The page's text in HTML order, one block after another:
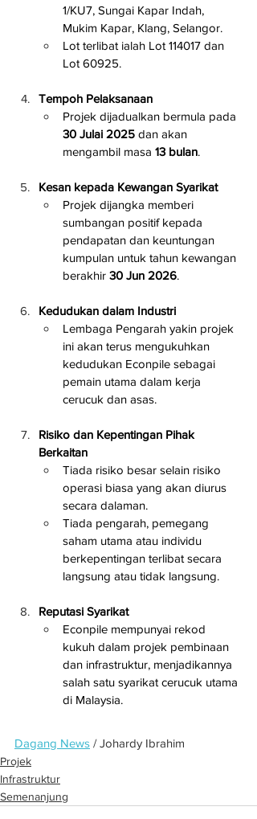
1/KU7, Sungai Kapar Indah,
Mukim Kapar, Klang, Selangor.
Lot terlibat ialah Lot 114017 dan
Lot 60925.
Tempoh Pelaksanaan
Projek dijadualkan bermula pada
30 Julai 2025 dan akan
mengambil masa 13 bulan.
Kesan kepada Kewangan Syarikat
Projek dijangka memberi
sumbangan positif kepada
pendapatan dan keuntungan
kumpulan untuk tahun kewangan
berakhir 30 Jun 2026.
Kedudukan dalam Industri
Lembaga Pengarah yakin projek
ini akan terus mengukuhkan
kedudukan Econpile sebagai
pemain utama dalam kerja
cerucuk dan asas.
Risiko dan Kepentingan Pihak
Berkaitan
Tiada risiko besar selain risiko
operasi biasa yang akan diurus
secara dalaman.
Tiada pengarah, pemegang
saham utama atau individu
berkepentingan terlibat secara
langsung atau tidak langsung.
Reputasi Syarikat
Econpile mempunyai rekod
kukuh dalam projek pembinaan
dan infrastruktur, menjadikannya
salah satu syarikat cerucuk utama
di Malaysia.
Dagang News / Johardy Ibrahim
Projek
Infrastruktur
Semenanjung